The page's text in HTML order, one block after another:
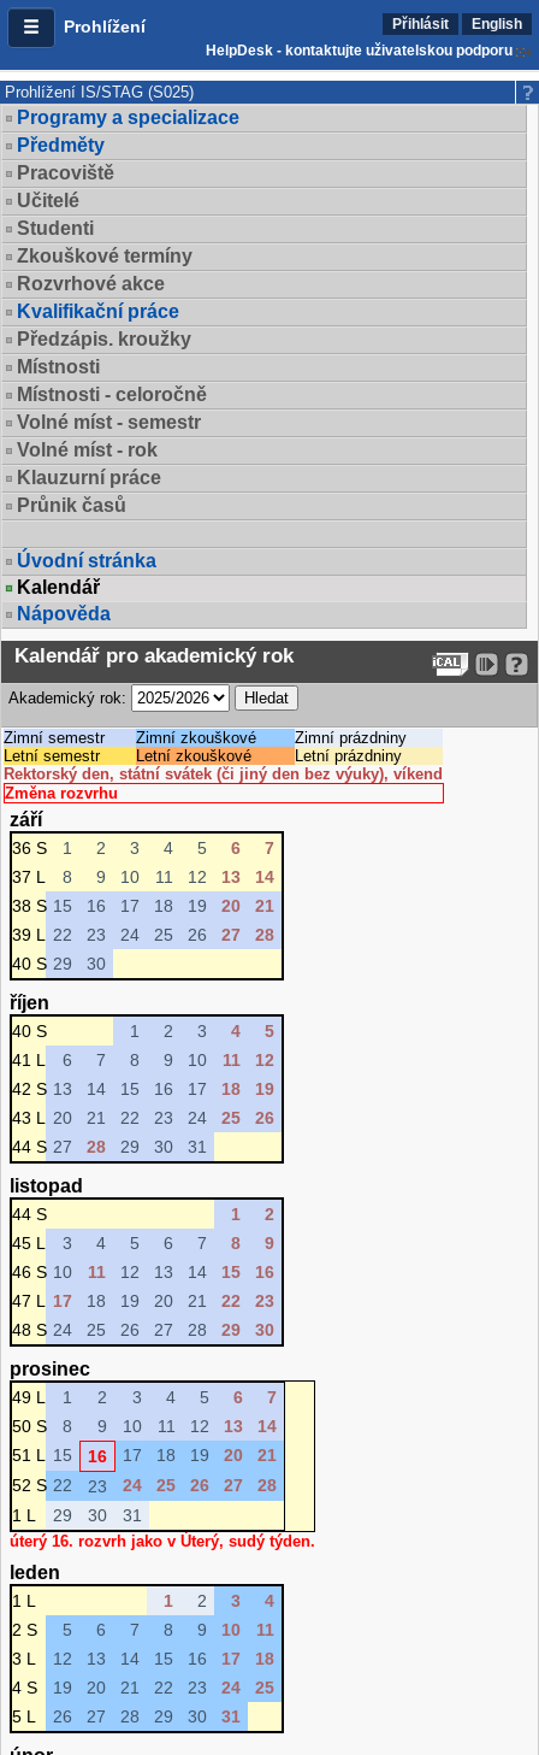
Prohlížení Přihlásit
English
HelpDesk - kontaktujte uživatelskou podporu
Prohlížení IS/STAG (S025)
Programy a specializace
Předměty
Pracoviště
Učitelé
Studenti
Zkouškové termíny
Rozvrhové akce
Kvalifikační práce
Předzápis. kroužky
Místnosti
Místnosti - celoročně
Volné míst - semestr
Volné míst - rok
Klauzurní práce
Průnik časů
Úvodní stránka
Kalendář
Nápověda
Kalendář pro akademický rok
Akademický rok:
Zimní semestr Zimní zkouškové
Zimní prázdniny
Letní semestr
Letní zkouškové
Letní prázdniny
Rektorský den, státní svátek (či jiný den bez výuky), víkend
Změna rozvrhu
září
36 S 1 2 3 4 5 6
7
37 L
8 9 10 11 12 13
14
38 S 15 16 17 18 19 20
21
39 L
22 23 24 25 26 27
28
40 S 29 30
říjen
40 S 1 2 3 4
5
41 L
6 7 8 9 10 11
12
42 S 13 14 15 16 17 18
19
43 L
20 21 22 23 24 25
26
44 S 27 28 29 30 31
listopad
44 S 1
2
45 L
3 4 5 6 7 8
9
46 S 10 11 12 13 14 15
16
47 L
17 18 19 20 21 22
23
48 S 24 25 26 27 28 29 30
prosinec
49 L 1 2 3 4 5 6
7
50 S
8 9 10 11 12 13
14
51 L
15 16 17 18 19 20
21
52 S 22 23 24 25 26 27
28
1 L
29 30 31
úterý 16. rozvrh jako v Úterý, sudý týden.
leden
1 L 1 2 3
4
2 S
5 6 7 8 9 10
11
3 L
12 13 14 15 16 17
18
4 S
19 20 21 22 23 24
25
5 L
26 27 28 29 30 31